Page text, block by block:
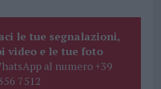
le tue segnalazioni,
video e le tue foto
al numero +39
7512